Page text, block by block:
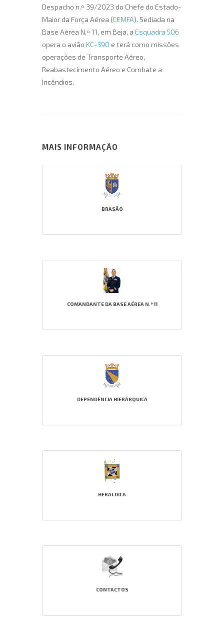
Despacho n.º 39/2023 do Chefe do Estado-
Maior da Força Aérea (CEMFA). Sediada na
Base Aérea N.º 11, em Beja, a Esquadra 506
opera o avião KC-390 e terá como missões
operações de Transporte Aéreo,
Reabastecimento Aéreo e Combate a
Incêndios.
MAIS INFORMAÇÃO
BRASÃO
COMANDANTE DA BASE AÉREA N.º 11
DEPENDÊNCIA HIERÁRQUICA
HERALDICA
CONTACTOS